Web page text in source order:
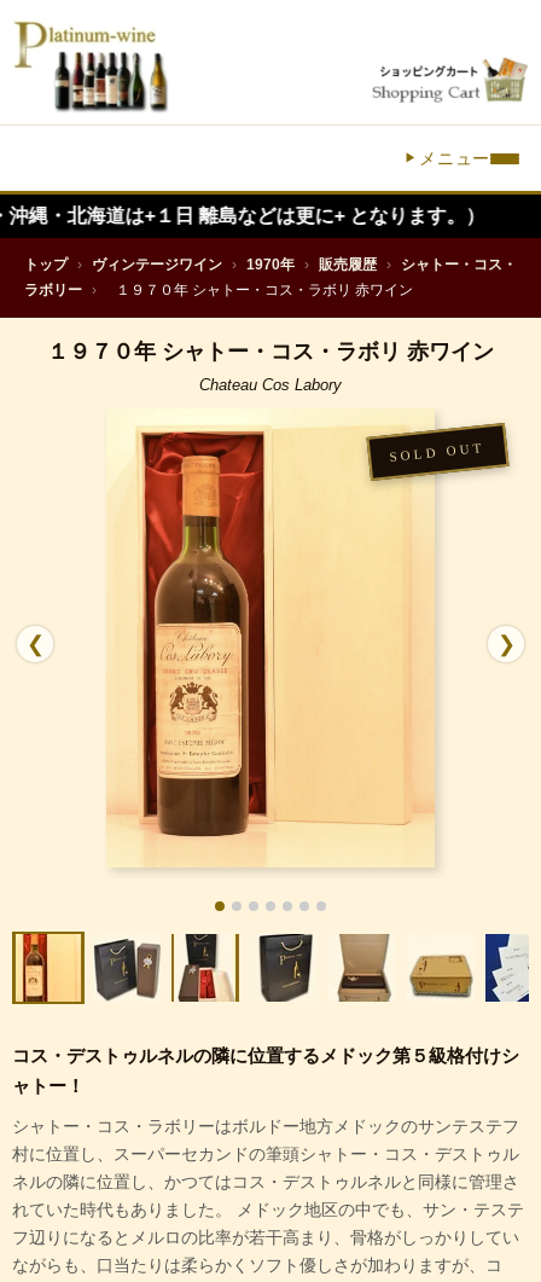
メニュー
は+１日 離島などは更に+ となります。）
トップ › ヴィンテージワイン › 1970年 › 販売履歴 ›
シャトー・コス・
ラボリー › １９７０年 シャトー・コス・ラボリ 赤ワイン
１９７０年 シャトー・コス・ラボリ 赤ワイン
Chateau Cos Labory
❮ ❯
コス・デストゥルネルの隣に位置するメドック第５級格付けシ
ャトー！
シャトー・コス・ラボリーはボルドー地方メドックのサンテステフ
村に位置し、スーパーセカンドの筆頭シャトー・コス・デストゥル
ネルの隣に位置し、かつてはコス・デストゥルネルと同様に管理さ
れていた時代もありました。 メドック地区の中でも、サン・テステ
フ辺りになるとメルロの比率が若干高まり、骨格がしっかりしてい
ながらも、口当たりは柔らかくソフト優しさが加わりますが、コ